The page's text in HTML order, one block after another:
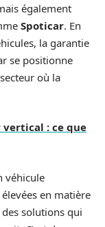
également
Spoticar. En
la garantie
se positionne
où la
vertical : ce que
véhicule
en matière
solutions qui